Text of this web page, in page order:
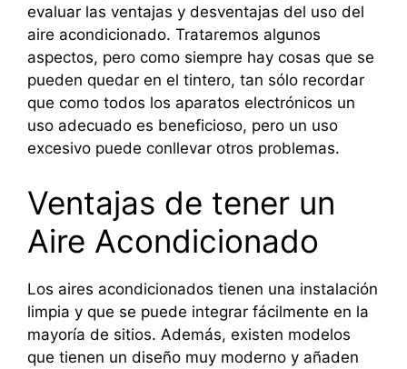
evaluar las ventajas y desventajas del uso del
aire acondicionado. Trataremos algunos
aspectos, pero como siempre hay cosas que se
pueden quedar en el tintero, tan sólo recordar
que como todos los aparatos electrónicos un
uso adecuado es beneficioso, pero un uso
excesivo puede conllevar otros problemas.
Ventajas de tener un
Aire Acondicionado
Los aires acondicionados tienen una instalación
limpia y que se puede integrar fácilmente en la
mayoría de sitios. Además, existen modelos
que tienen un diseño muy moderno y añaden